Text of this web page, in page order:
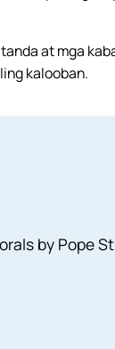
at mga
kalooban.
by Pope